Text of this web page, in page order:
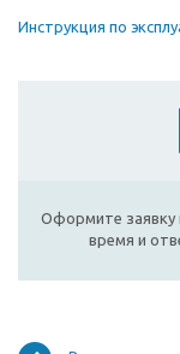
Инструкция по
Оформите заявку
время и